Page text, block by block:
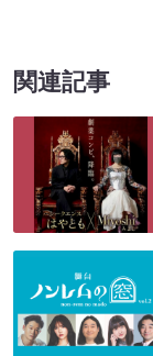
関連記事